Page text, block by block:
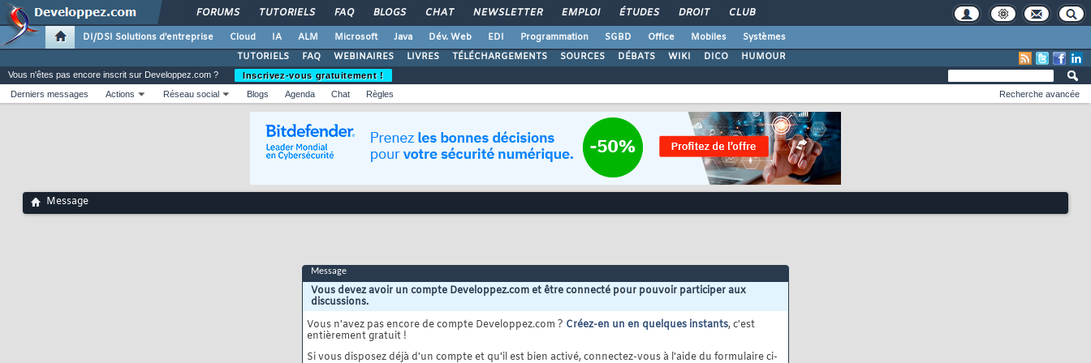
FORUMS TUTORIELS FAQ BLOGS CHAT NEWSLETTER EMPLOI ÉTUDES DROIT CLUB
DI/DSI Solutions d'entreprise Cloud IA ALM Microsoft Java Dév. Web EDI Programmation SGBD Office Mobiles
Systèmes
TUTORIELS
FAQ WEBINAIRES LIVRES TÉLÉCHARGEMENTS SOURCES DÉBATS WIKI DICO HUMOUR
Vous n'êtes pas encore inscrit sur Developpez.com ?
Inscrivez-vous gratuitement !
Derniers messages
Actions Réseau social Blogs Agenda Chat Règles Recherche avancée
Message
Message
Vous devez avoir un compte Developpez.com et être connecté pour pouvoir participer aux
discussions.
Vous n'avez pas encore de compte Developpez.com ? Créez-en un en quelques instants, c'est
entièrement gratuit !
Si vous disposez déjà d'un compte et qu'il est bien activé, connectez-vous à l'aide du formulaire ci-